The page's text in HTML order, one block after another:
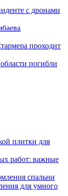
с дронами
проходит
погибли
плитки для
работ: важные
спальни
для умного